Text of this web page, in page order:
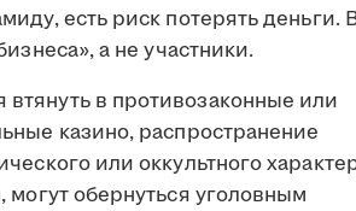
есть риск потерять деньги.
а не участники.
в противозаконные или
казино, распространение
или оккультного
обернуться уголовным